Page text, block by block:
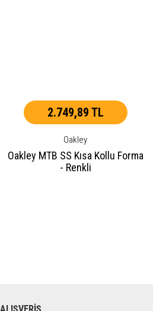
2.749,89 TL
Oakley
Oakley MTB SS Kısa Kollu Forma
- Renkli